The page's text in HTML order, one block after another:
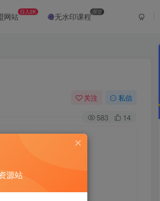
网站 日入2K 无水印课程 加盟
关注 私信
583 14
，无上限，多劳多得
源站